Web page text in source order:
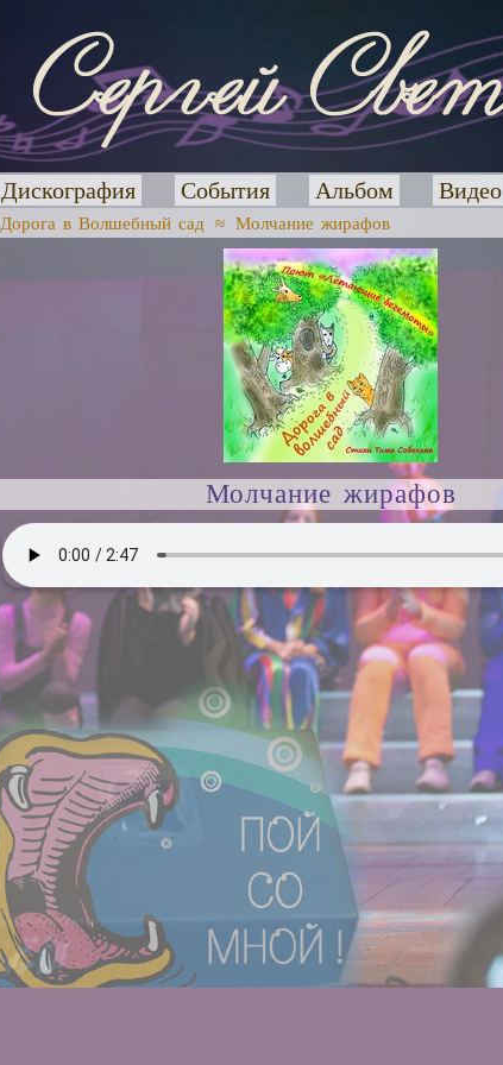
Дискография События Альбом Видео
Дорога в Волшебный сад ≈ Молчание жирафов
Молчание жирафов